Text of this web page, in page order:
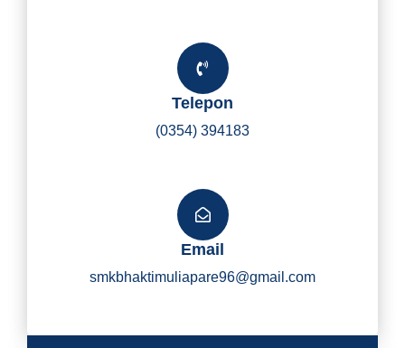
Y
I
Telepon
(0354) 394183
Email
smkbhaktimuliapare96@gmail.com